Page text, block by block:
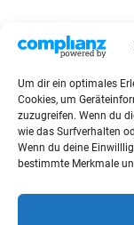
Um dir ein optimales
Cookies, um
zuzugreifen. Wenn du
wie das Surfverhalten
Wenn du deine
bestimmte Merkmale
Zur Eventübersicht